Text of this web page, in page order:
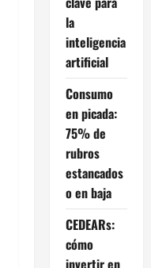
la
inteligencia
artificial
Consumo
en picada:
75% de
rubros
estancados
o en baja
CEDEARs:
cómo
invertir en